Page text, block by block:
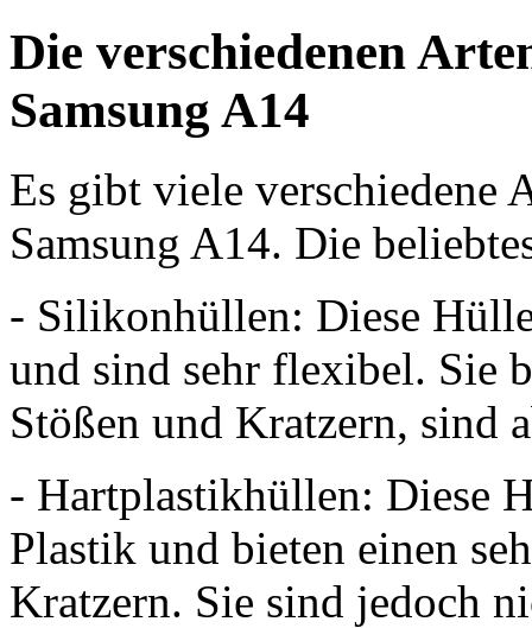
Die verschiedenen
Samsung A14
Es gibt viele verschiedene
Samsung A14. Die
- Silikonhüllen: Diese
und sind sehr flexibel. Sie
Stößen und Kratzern, sind
- Hartplastikhüllen: Diese
Plastik und bieten einen
Kratzern. Sie sind jedoch